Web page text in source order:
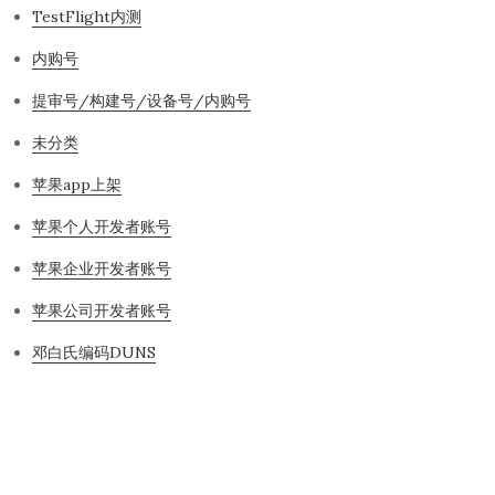
TestFlight内测
内购号
提审号/构建号/设备号/内购号
未分类
苹果app上架
苹果个人开发者账号
苹果企业开发者账号
苹果公司开发者账号
邓白氏编码DUNS